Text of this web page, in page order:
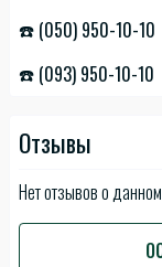
☎️ (050) 950-10-10
☎️ (093) 950-10-10
Отзывы
Нет отзывов о